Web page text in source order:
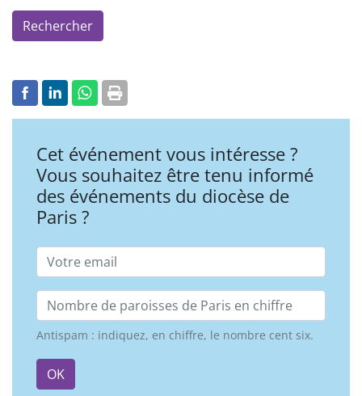
Rechercher
Cet événement vous intéresse ?
Vous souhaitez être tenu informé
des événements du diocèse de
Paris ?
Email
Nombre de paroisses
Antispam : indiquez, en chiffre, le nombre cent six.
OK